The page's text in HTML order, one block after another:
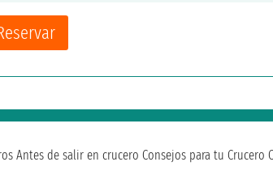
Antes de salir en crucero Consejos para tu Crucero